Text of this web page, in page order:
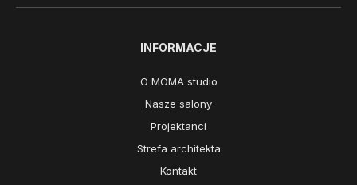
INFORMACJE
O MOMA studio
Nasze salony
Projektanci
Strefa architekta
Kontakt